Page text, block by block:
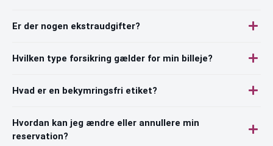
Er der nogen ekstraudgifter?
Hvilken type forsikring gælder for min billeje?
Hvad er en bekymringsfri etiket?
Hvordan kan jeg ændre eller annullere min
reservation?